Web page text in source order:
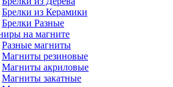
Брелки из Керамики
Брелки Разные
на магните
Разные магниты
Магниты резиновые
Магниты акриловые
Магниты закатные